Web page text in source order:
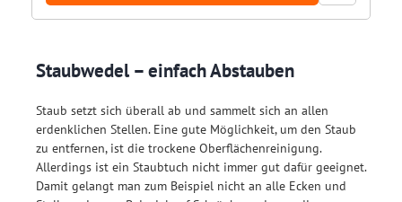
Staubwedel – einfach Abstauben
Staub setzt sich überall ab und sammelt sich an allen
erdenklichen Stellen. Eine gute Möglichkeit, um den Staub
zu entfernen, ist die trockene Oberflächenreinigung.
Allerdings ist ein Staubtuch nicht immer gut dafür geeignet.
Damit gelangt man zum Beispiel nicht an alle Ecken und